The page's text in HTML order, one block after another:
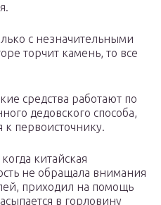
с незначительными
торчит камень, то все
средства работают по
дедовского способа,
к первоисточнику.
китайская
не обращала внимания
приходил на помощь
в горловину